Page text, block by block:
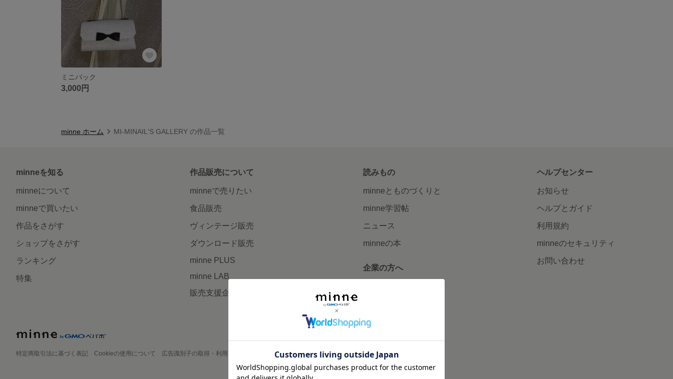
ミニバック
3,000円
minne ホーム MI-MINAIL'S GALLERY の作品一覧
minneを知る
minneについて
minneで買いたい
作品をさがす
ショップをさがす
ランキング
特集
作品販売について
minneで売りたい
食品販売
ヴィンテージ販売
ダウンロード販売
minne PLUS
minne LAB
販売支援企画・イベント
読みもの
minneとものづくりと
minne学習帖
ニュース
minneの本
企業の方へ
ヘルプセンター
お知らせ
ヘルプとガイド
利用規約
minneのセキュリティ
お問い合わせ
特定商取引法に基づく表記 Cookieの使用について 広告識別子の取得・利用 プライバシーポリシー 会社概要 採用情報 メディアキット